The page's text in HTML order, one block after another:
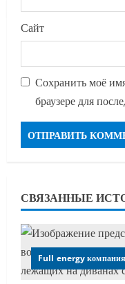
Сайт
Сохранить моё
браузере для
СВЯЗАННЫЕ
Full energy компания